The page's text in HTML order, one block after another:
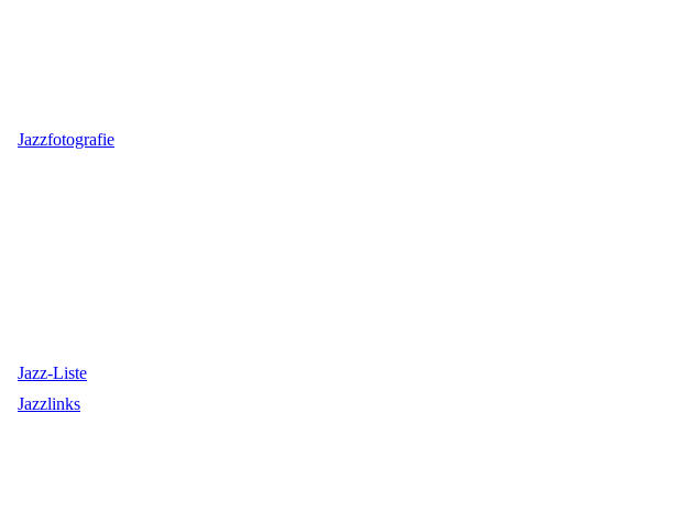
Jazzfotografie
Jazz-Liste
Jazzlinks